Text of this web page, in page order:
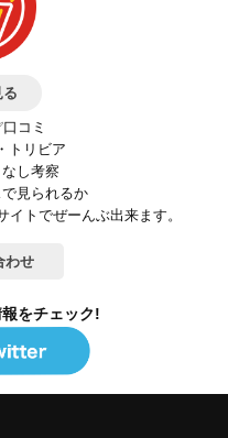
コミ
トリビア
し考察
見られるか
トでぜーんぶ出来ます。
わせ
をチェック!